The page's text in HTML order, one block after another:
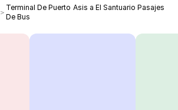
＞
Terminal De Puerto Asis a El Santuario Pasajes
De Bus